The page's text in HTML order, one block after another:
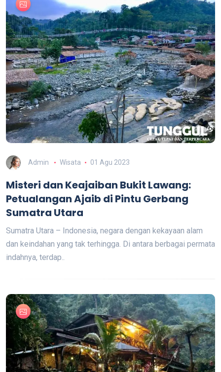
Admin Wisata 01 Agu 2023
Misteri dan Keajaiban Bukit Lawang:
Petualangan Ajaib di Pintu Gerbang
Sumatra Utara
Sumatra Utara – Indonesia, negara dengan kekayaan alam
dan keindahan yang tak terhingga. Di antara berbagai permata
indahnya, terdap..